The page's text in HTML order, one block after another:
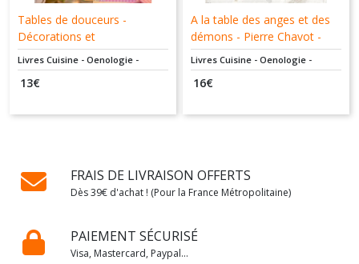
Tables de douceurs -
Décorations et
gourmandises - Nadège
Laurent - Créapassions.com
- 9782814101845
Livres Cuisine - Oenologie -
Dessert - Pâtisserie
13€
A la table des anges et des
démons - Pierre Chavot -
Sophie Brissaud - De la
Martinière - 9782732446387
- Livre d'Occasion
Livres Cuisine - Oenologie -
Dessert - Pâtisserie
16€
FRAIS DE LIVRAISON OFFERTS
Dès 39€ d'achat ! (Pour la France Métropolitaine)
PAIEMENT SÉCURISÉ
Visa, Mastercard, Paypal...